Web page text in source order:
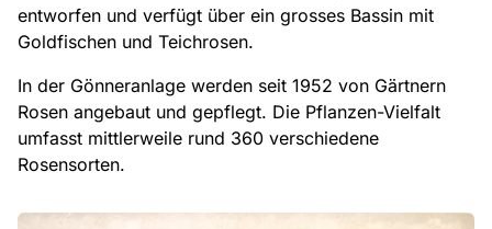
entworfen und verfügt über ein grosses Bassin mit
Goldfischen und Teichrosen.
In der Gönneranlage werden seit 1952 von Gärtnern
Rosen angebaut und gepflegt. Die Pflanzen-Vielfalt
umfasst mittlerweile rund 360 verschiedene
Rosensorten.